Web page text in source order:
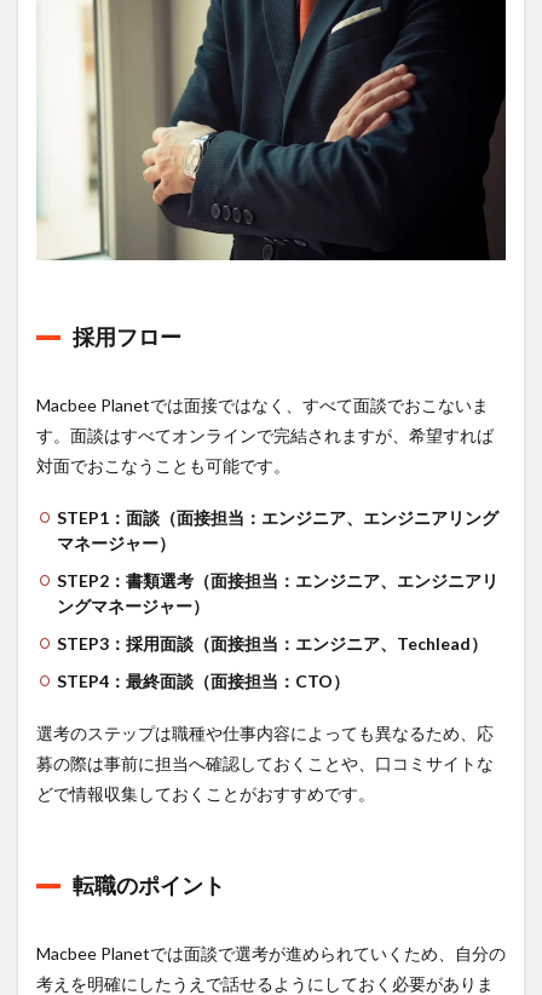
採用フロー
Macbee Planetでは面接ではなく、すべて面談でおこないま
す。面談はすべてオンラインで完結されますが、希望すれば
対面でおこなうことも可能です。
STEP1：面談（面接担当：エンジニア、エンジニアリング
マネージャー）
STEP2：書類選考（面接担当：エンジニア、エンジニアリ
ングマネージャー）
STEP3：採用面談（面接担当：エンジニア、Techlead）
STEP4：最終面談（面接担当：CTO）
選考のステップは職種や仕事内容によっても異なるため、応
募の際は事前に担当へ確認しておくことや、口コミサイトな
どで情報収集しておくことがおすすめです。
転職のポイント
Macbee Planetでは面談で選考が進められていくため、自分の
考えを明確にしたうえで話せるようにしておく必要がありま